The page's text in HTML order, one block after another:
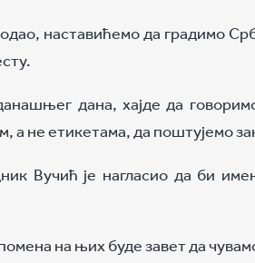
наставићемо да градимо
дана, хајде да
а не етикетама, да поштујемо
Вучић је нагласио да би
на њих буде завет да